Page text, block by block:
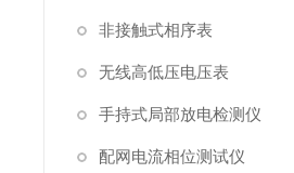
非接触式相序表
无线高低压电压表
手持式局部放电检测仪
配网电流相位测试仪